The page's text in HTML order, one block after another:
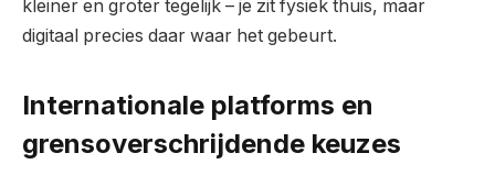
kleiner en groter tegelijk – je zit fysiek thuis, maar
digitaal precies daar waar het gebeurt.
Internationale platforms en
grensoverschrijdende keuzes